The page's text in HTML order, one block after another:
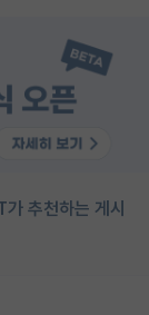
추천하는 게시